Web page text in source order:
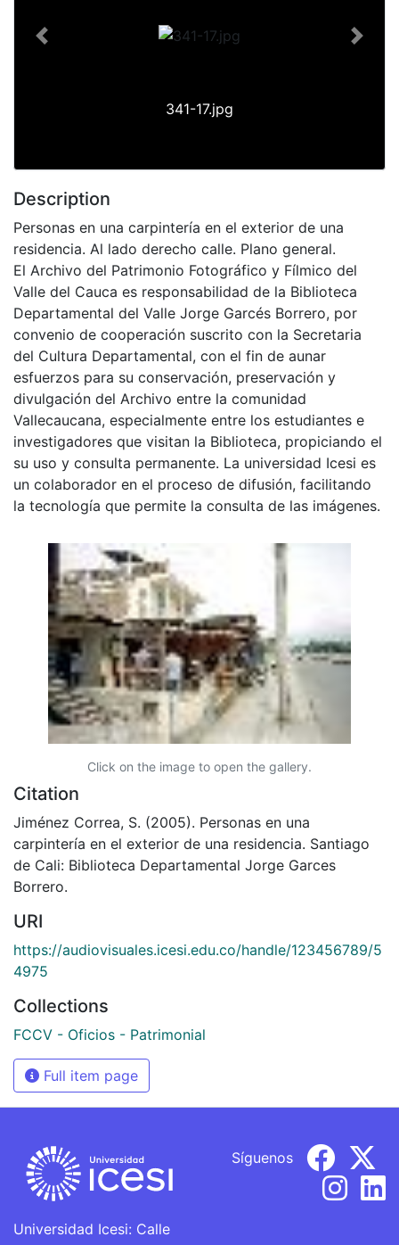
341-17.jpg
Previous Next
Description
Personas en una carpintería en el exterior de una
residencia. Al lado derecho calle. Plano general.
El Archivo del Patrimonio Fotográfico y Fílmico del
Valle del Cauca es responsabilidad de la Biblioteca
Departamental del Valle Jorge Garcés Borrero, por
convenio de cooperación suscrito con la Secretaria
del Cultura Departamental, con el fin de aunar
esfuerzos para su conservación, preservación y
divulgación del Archivo entre la comunidad
Vallecaucana, especialmente entre los estudiantes e
investigadores que visitan la Biblioteca, propiciando el
su uso y consulta permanente. La universidad Icesi es
un colaborador en el proceso de difusión, facilitando
la tecnología que permite la consulta de las imágenes.
Click on the image to open the gallery.
Citation
Jiménez Correa, S. (2005). Personas en una
carpintería en el exterior de una residencia. Santiago
de Cali: Biblioteca Departamental Jorge Garces
Borrero.
URI
https://audiovisuales.icesi.edu.co/handle/123456789/5
4975
Collections
FCCV - Oficios - Patrimonial
Full item page
Universidad Icesi: Calle
Síguenos